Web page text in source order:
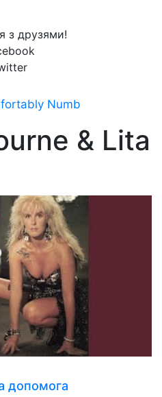
з друзями!
Numb
& Lita
допомога